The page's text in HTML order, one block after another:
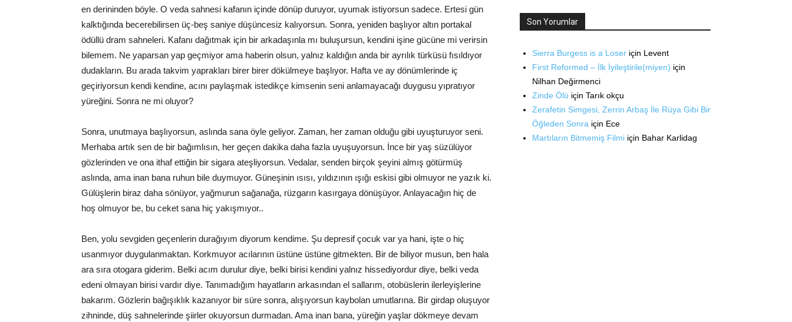
en derininden böyle. O veda sahnesi kafanın içinde dönüp duruyor, uyumak istiyorsun sadece. Ertesi gün
kalktığında becerebilirsen üç-beş saniye düşüncesiz kalıyorsun. Sonra, yeniden başlıyor altın portakal
ödüllü dram sahneleri. Kafanı dağıtmak için bir arkadaşınla mı buluşursun, kendini işine gücüne mi verirsin
bilemem. Ne yaparsan yap geçmiyor ama haberin olsun, yalnız kaldığın anda bir ayrılık türküsü fısıldıyor
dudakların. Bu arada takvim yaprakları birer birer dökülmeye başlıyor. Hafta ve ay dönümlerinde iç
geçiriyorsun kendi kendine, acını paylaşmak istedikçe kimsenin seni anlamayacağı duygusu yıpratıyor
yüreğini. Sonra ne mi oluyor?
Sonra, unutmaya başlıyorsun, aslında sana öyle geliyor. Zaman, her zaman olduğu gibi uyuşturuyor seni.
Merhaba artık sen de bir bağımlısın, her geçen dakika daha fazla uyuşuyorsun. İnce bir yaş süzülüyor
gözlerinden ve ona ithaf ettiğin bir sigara ateşliyorsun. Vedalar, senden birçok şeyini almış götürmüş
aslında, ama inan bana ruhun bile duymuyor. Güneşinin ısısı, yıldızının ışığı eskisi gibi olmuyor ne yazık ki.
Gülüşlerin biraz daha sönüyor, yağmurun sağanağa, rüzgarın kasırgaya dönüşüyor. Anlayacağın hiç de
hoş olmuyor be, bu ceket sana hiç yakışmıyor..
Ben, yolu sevgiden geçenlerin durağıyım diyorum kendime. Şu depresif çocuk var ya hani, işte o hiç
usanmıyor duygulanmaktan. Korkmuyor acılarının üstüne üstüne gitmekten. Bir de biliyor musun, ben hala
ara sıra otogara giderim. Belki acım durulur diye, belki birisi kendini yalnız hissediyordur diye, belki veda
edeni olmayan birisi vardır diye. Tanımadığım hayatların arkasından el sallarım, otobüslerin ilerleyişlerine
bakarım. Gözlerin bağışıklık kazanıyor bir süre sonra, alışıyorsun kaybolan umutlarına. Bir girdap oluşuyor
zihninde, düş sahnelerinde şiirler okuyorsun durmadan. Ama inan bana, yüreğin yaşlar dökmeye devam
Son Yorumlar
Sierra Burgess is a Loser için Levent
First Reformed – İlk İyileştirile(miyen) için
Nilhan Değirmenci
Zinde Ölü için Tarık okçu
Zerafetin Simgesi, Zerrin Arbaş İle Rüya Gibi Bir
Öğleden Sonra için Ece
Martıların Bitmemiş Filmi için Bahar Karlidag